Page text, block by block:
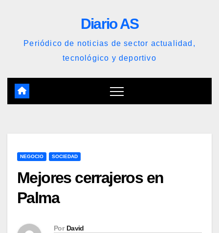
Diario AS
Periódico de noticias de sector actualidad,
tecnológico y deportivo
NEGOCIO SOCIEDAD
Mejores cerrajeros en
Palma
Por David